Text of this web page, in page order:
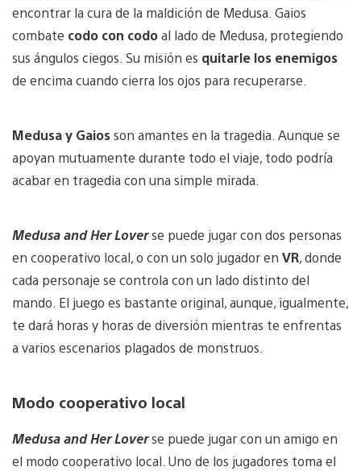
encontrar la cura de la maldición de Medusa. Gaios
combate codo con codoal lado de Medusa, protegiendo
sus ángulos ciegos. Su misión es quitarle los enemigos
de encima cuando cierra los ojos para recuperarse.
Medusa y Gaiosson amantes en la tragedia. Aunque se
apoyan mutuamente durante todo el viaje, todo podría
acabar en tragedia con una simple mirada.
Medusa and Her Loverse puede jugar con dos personas
en cooperativo local, o con un solo jugador en VR, donde
cada personaje se controla con un lado distinto del
mando. El juego es bastante original, aunque, igualmente,
te dará horas y horas de diversión mientras te enfrentas
a varios escenarios plagados de monstruos.
Modo cooperativo local
Medusa and Her Loverse puede jugar con un amigo en
el modo cooperativo local. Uno de los jugadores toma el